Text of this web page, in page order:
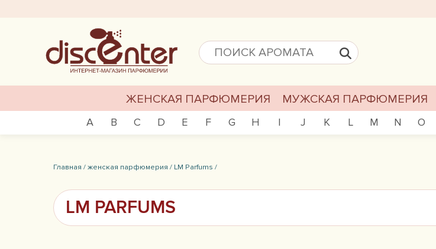
ЖЕНСКАЯ ПАРФЮМЕРИЯ МУЖСКАЯ ПАРФЮМЕРИЯ
A B C D E F G H I J K L M N O
Главная /женская парфюмерия / LM Parfums /
LM PARFUMS